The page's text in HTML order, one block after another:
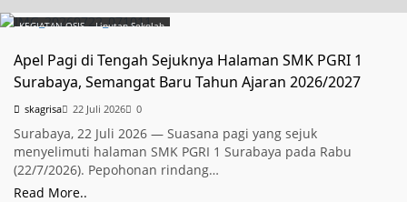
KEGIATAN OSIS Liputan Sekolah
Apel Pagi di Tengah Sejuknya Halaman SMK PGRI 1
Surabaya, Semangat Baru Tahun Ajaran 2026/2027
skagrisa 22 Juli 2026 0
Surabaya, 22 Juli 2026 — Suasana pagi yang sejuk
menyelimuti halaman SMK PGRI 1 Surabaya pada Rabu
(22/7/2026). Pepohonan rindang…
Read More..